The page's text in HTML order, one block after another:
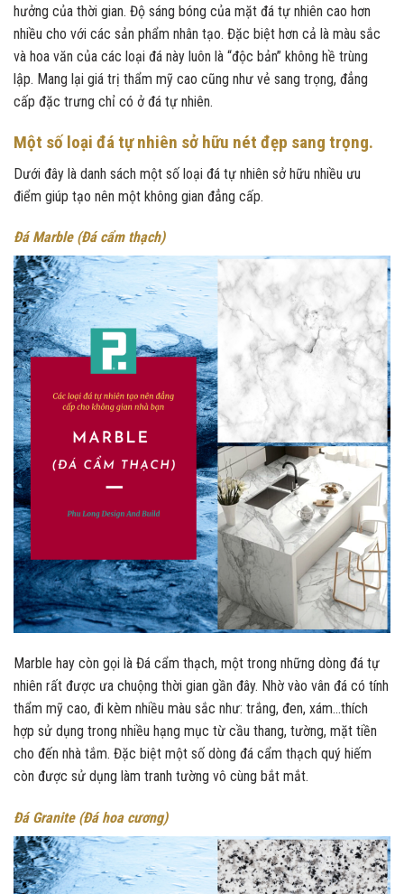
hưởng của thời gian. Độ sáng bóng của mặt đá tự nhiên cao hơn
nhiều cho với các sản phẩm nhân tạo. Đặc biệt hơn cả là màu sắc
và hoa văn của các loại đá này luôn là “độc bản” không hề trùng
lập. Mang lại giá trị thẩm mỹ cao cũng như vẻ sang trọng, đẳng
cấp đặc trưng chỉ có ở đá tự nhiên.
Một số loại đá tự nhiên sở hữu nét đẹp sang trọng.
Dưới đây là danh sách một số loại đá tự nhiên sở hữu nhiều ưu
điểm giúp tạo nên một không gian đẳng cấp.
Đá Marble (Đá cẩm thạch)
Marble hay còn gọi là Đá cẩm thạch, một trong những dòng đá tự
nhiên rất được ưa chuộng thời gian gần đây. Nhờ vào vân đá có tính
thẩm mỹ cao, đi kèm nhiều màu sắc như: trắng, đen, xám…thích
hợp sử dụng trong nhiều hạng mục từ cầu thang, tường, mặt tiền
cho đến nhà tắm. Đặc biệt một số dòng đá cẩm thạch quý hiếm
còn được sử dụng làm tranh tường vô cùng bắt mắt.
Đá Granite (Đá hoa cương)